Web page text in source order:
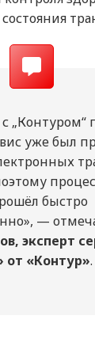
„Контуром“
уже был
быстро
—
эксперт
от «Контур».